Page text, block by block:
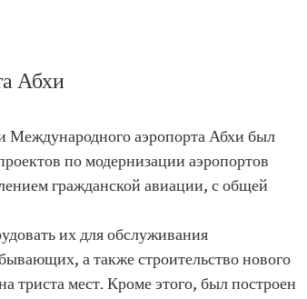
Абхи
Международного аэропорта Абхи был
по модернизации аэропортов
гражданской авиации, с общей
их для обслуживания
а также строительство нового
триста мест. Кроме этого, был построен